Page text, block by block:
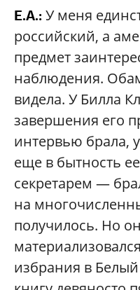
Е.А.:У меня
российский, а
предмет
наблюдения.
видела. У Билла
завершения его
интервью брала,
еще в бытность
секретарем —
на
получилось. Но
избрания в